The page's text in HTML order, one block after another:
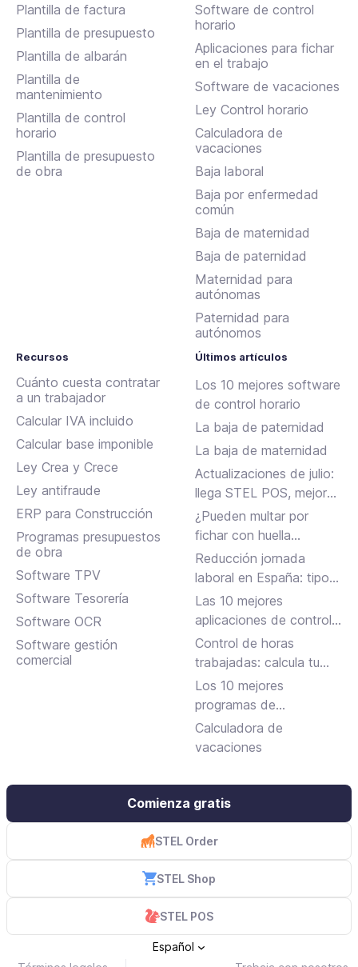
Plantilla de factura
Plantilla de presupuesto
Plantilla de albarán
Plantilla de
mantenimiento
Plantilla de control
horario
Plantilla de presupuesto
de obra
Software de control
horario
Aplicaciones para fichar
en el trabajo
Software de vacaciones
Ley Control horario
Calculadora de
vacaciones
Baja laboral
Baja por enfermedad
común
Baja de maternidad
Baja de paternidad
Maternidad para
autónomas
Paternidad para
autónomos
Recursos
Cuánto cuesta contratar
a un trabajador
Calcular IVA incluido
Calcular base imponible
Ley Crea y Crece
Ley antifraude
ERP para Construcción
Programas presupuestos
de obra
Software TPV
Software Tesorería
Software OCR
Software gestión
comercial
Últimos artículos
Los 10 mejores software
de control horario
La baja de paternidad
La baja de maternidad
Actualizaciones de julio:
llega STEL POS, mejoras
en Assistant, albaranes
en Inbox y más
¿Pueden multar por
fichar con huella
dactilar?
Reducción jornada
laboral en España: tipos,
requisitos y cómo
solicitarla
Las 10 mejores
aplicaciones de control
horario para fichar en el
trabajo
Control de horas
trabajadas: calcula tu
jornada laboral
Los 10 mejores
programas de
facturación gratuitos y
de pago
Calculadora de
vacaciones
Comienza gratis
STEL Order
STEL Shop
STEL POS
Español